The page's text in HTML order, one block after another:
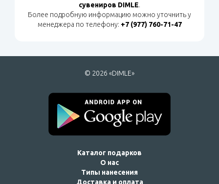
сувениров DIMLE.
Более подробную информацию можно уточнить у
менеджера по телефону: +7 (977) 760-71-47
© 2026 «DIMLE»
Каталог подарков
О нас
Типы нанесения
Доставка и оплата